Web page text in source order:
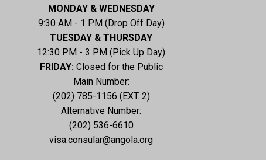
MONDAY & WEDNESDAY
9:30 AM - 1 PM (Drop Off Day)
TUESDAY & THURSDAY
12:30 PM - 3 PM (Pick Up Day)
FRIDAY: Closed for the Public
Main Number:
(202) 785-1156 (EXT. 2)
Alternative Number:
(202) 536-6610
visa.consular@angola.org